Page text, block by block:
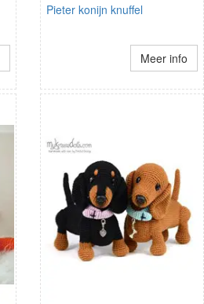
Pieter konijn knuffel
Meer info